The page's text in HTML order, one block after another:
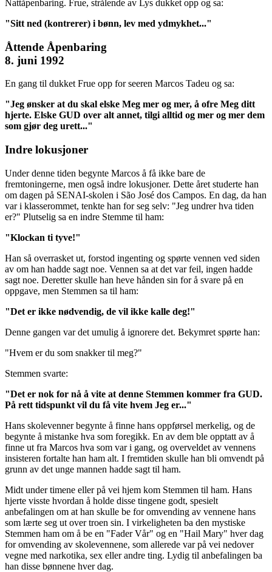
Nattåpenbaring. Frue, strålende av Lys dukket opp og sa:
"Sitt ned (kontrerer) i bønn, lev med ydmykhet..."
Åttende Åpenbaring
8. juni 1992
En gang til dukket Frue opp for seeren Marcos Tadeu og sa:
"Jeg ønsker at du skal elske Meg mer og mer, å ofre Meg ditt
hjerte. Elske GUD over alt annet, tilgi alltid og mer og mer dem
som gjør deg urett..."
Indre lokusjoner
Under denne tiden begynte Marcos å få ikke bare de
fremtoningerne, men også indre lokusjoner. Dette året studerte han
om dagen på SENAI-skolen i São José dos Campos. En dag, da han
var i klasserommet, tenkte han for seg selv: "Jeg undrer hva tiden
er?" Plutselig sa en indre Stemme til ham:
"Klockan ti tyve!"
Han så overrasket ut, forstod ingenting og spørte vennen ved siden
av om han hadde sagt noe. Vennen sa at det var feil, ingen hadde
sagt noe. Deretter skulle han heve hånden sin for å svare på en
oppgave, men Stemmen sa til ham:
"Det er ikke nødvendig, de vil ikke kalle deg!"
Denne gangen var det umulig å ignorere det. Bekymret spørte han:
"Hvem er du som snakker til meg?"
Stemmen svarte:
"Det er nok for nå å vite at denne Stemmen kommer fra GUD.
På rett tidspunkt vil du få vite hvem Jeg er..."
Hans skolevenner begynte å finne hans oppførsel merkelig, og de
begynte å mistanke hva som foregikk. En av dem ble opptatt av å
finne ut fra Marcos hva som var i gang, og overveldet av vennens
insisteren fortalte han ham alt. I fremtiden skulle han bli omvendt på
grunn av det unge mannen hadde sagt til ham.
Midt under timene eller på vei hjem kom Stemmen til ham. Hans
hjerte visste hvordan å holde disse tingene godt, spesielt
anbefalingen om at han skulle be for omvending av vennene hans
som lærte seg ut over troen sin. I virkeligheten ba den mystiske
Stemmen ham om å be en "Fader Vår" og en "Hail Mary" hver dag
for omvending av skolevennene, som allerede var på vei nedover
vegne med narkotika, sex eller andre ting. Lydig til anbefalingen ba
han disse bønnene hver dag.